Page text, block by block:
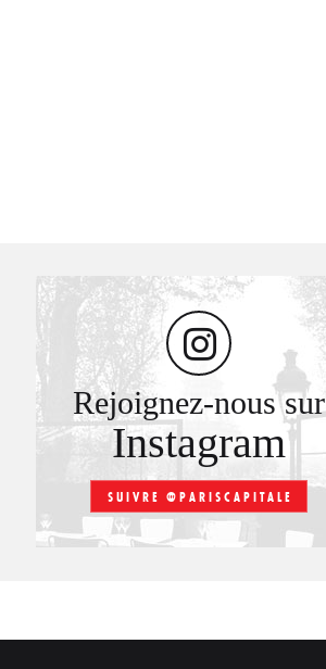
Rejoignez-nous sur
Instagram
SUIVRE @PARISCAPITALE